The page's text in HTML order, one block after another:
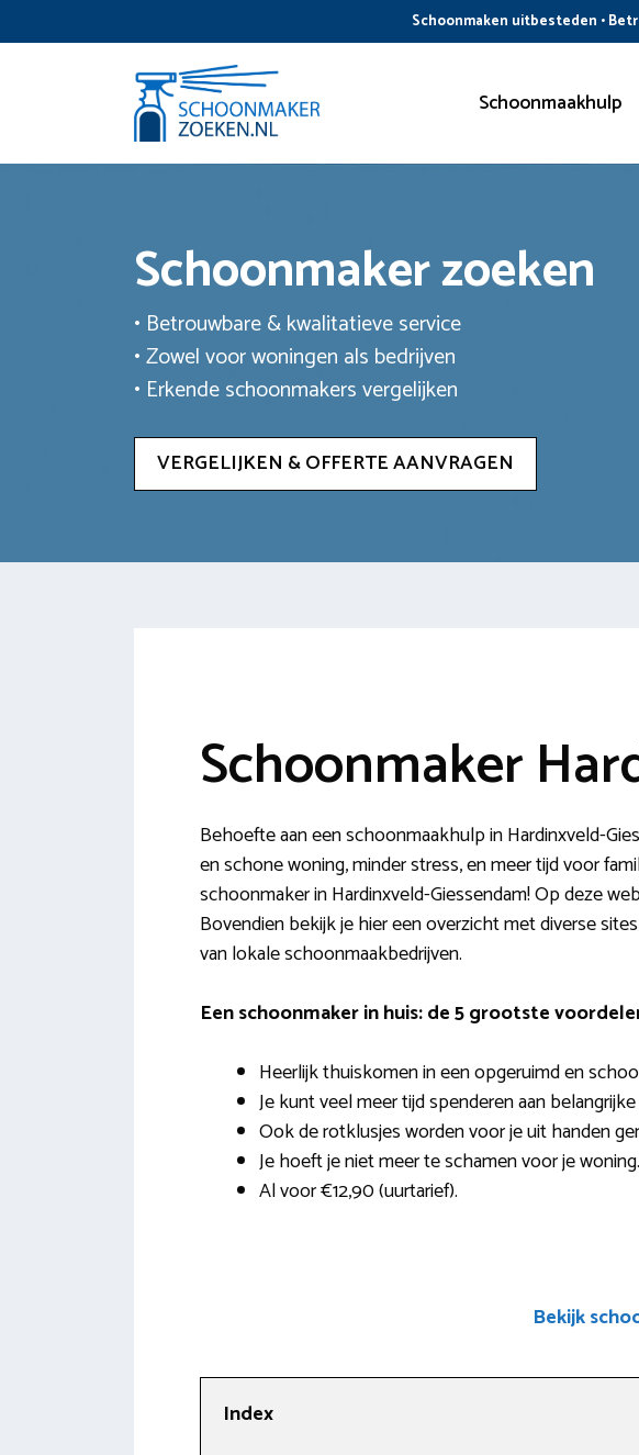
naar
Schoonmaken uitbesteden •
Schoonmaakhulp
Schoonmaker zoeken
• Betrouwbare & kwalitatieve service
• Zowel voor woningen als bedrijven
• Erkende schoonmakers vergelijken
VERGELIJKEN & OFFERTE AANVRAGEN
Schoonmaker
Behoefte aan een schoonmaakhulp in Hardinxveld-
en schone woning, minder stress, en meer tijd voor
schoonmaker in Hardinxveld-Giessendam! Op deze
Bovendien bekijk je hier een overzicht met diverse
van lokale schoonmaakbedrijven.
Een schoonmaker in huis: de 5 grootste
Heerlijk thuiskomen in een opgeruimd en
Je kunt veel meer tijd spenderen aan
Ook de rotklusjes worden voor je uit handen
Je hoeft je niet meer te schamen voor je woning.
Al voor €12,90 (uurtarief).
Bekijk
Index